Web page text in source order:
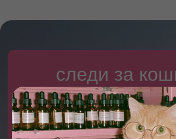
следи за
МЫ В
мягкие, но с характером.